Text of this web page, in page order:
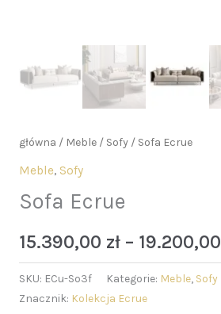
główna / Meble/ Sofy/ Sofa Ecrue
Meble, Sofy
Sofa Ecrue
15.390,00 zł – 19.200,00
SKU: ECu-So3f Kategorie: Meble, Sofy
Znacznik: Kolekcja Ecrue